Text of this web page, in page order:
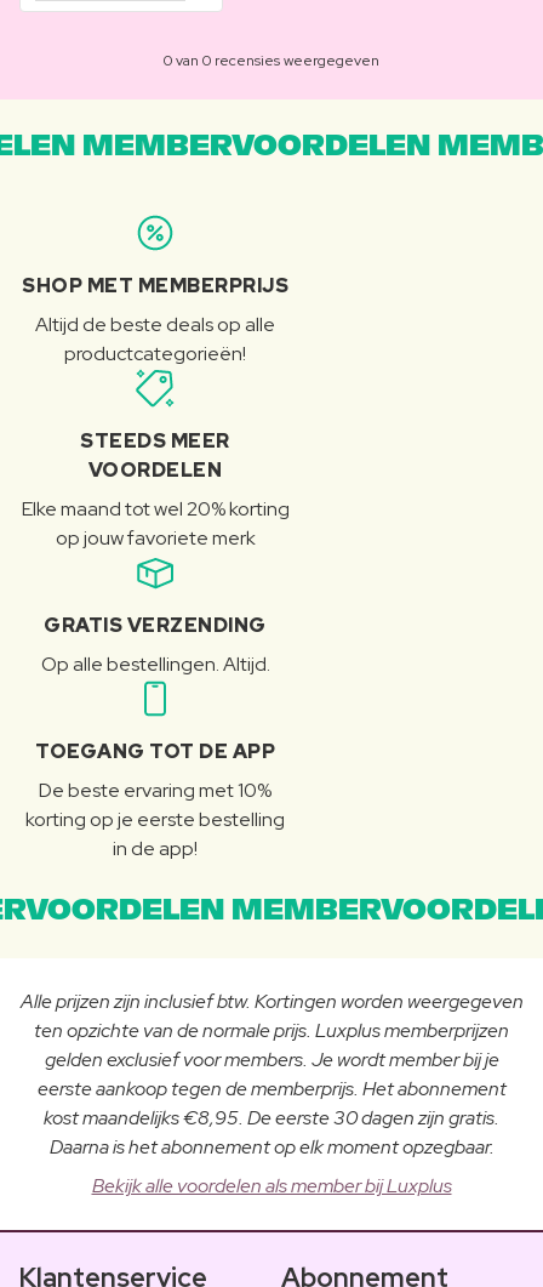
0 van 0 recensies weergegeven
MEMBERVOORDELEN
SHOP MET MEMBERPRIJS
Altijd de beste deals op alle
productcategorieën!
STEEDS MEER
VOORDELEN
Elke maand tot wel 20% korting
op jouw favoriete merk
GRATIS VERZENDING
Op alle bestellingen. Altijd.
TOEGANG TOT DE APP
De beste ervaring met 10%
korting op je eerste bestelling
in de app!
Alle prijzen zijn inclusief btw. Kortingen worden weergegeven
ten opzichte van de normale prijs. Luxplus memberprijzen
gelden exclusief voor members. Je wordt member bij je
eerste aankoop tegen de memberprijs. Het abonnement
kost maandelijks €8,95. De eerste 30 dagen zijn gratis.
Daarna is het abonnement op elk moment opzegbaar.
Bekijk alle voordelen als member bij Luxplus
Klantenservice Abonnement